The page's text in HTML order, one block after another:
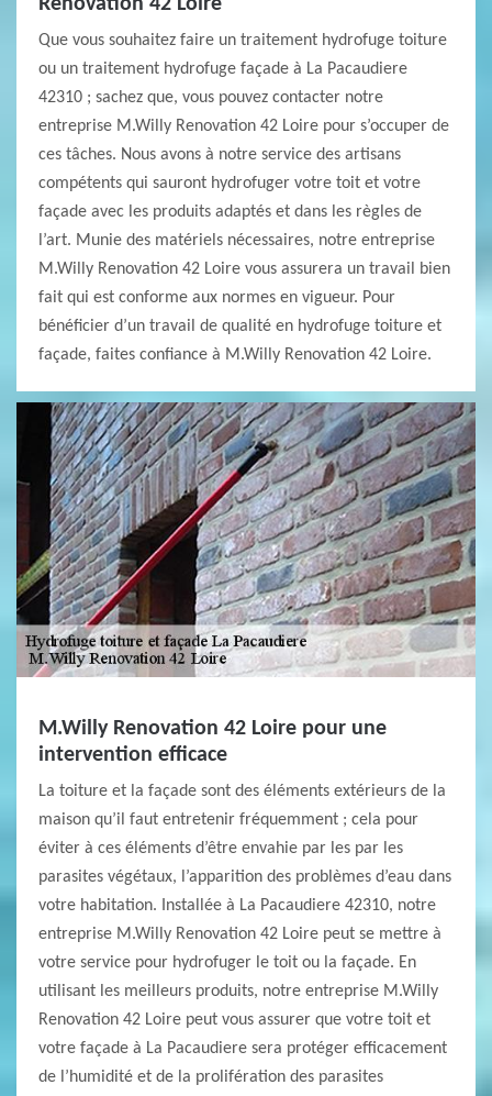
Renovation 42 Loire
Que vous souhaitez faire un traitement hydrofuge toiture
ou un traitement hydrofuge façade à La Pacaudiere
42310 ; sachez que, vous pouvez contacter notre
entreprise M.Willy Renovation 42 Loire pour s’occuper de
ces tâches. Nous avons à notre service des artisans
compétents qui sauront hydrofuger votre toit et votre
façade avec les produits adaptés et dans les règles de
l’art. Munie des matériels nécessaires, notre entreprise
M.Willy Renovation 42 Loire vous assurera un travail bien
fait qui est conforme aux normes en vigueur. Pour
bénéficier d’un travail de qualité en hydrofuge toiture et
façade, faites confiance à M.Willy Renovation 42 Loire.
M.Willy Renovation 42 Loire pour une
intervention efficace
La toiture et la façade sont des éléments extérieurs de la
maison qu’il faut entretenir fréquemment ; cela pour
éviter à ces éléments d’être envahie par les par les
parasites végétaux, l’apparition des problèmes d’eau dans
votre habitation. Installée à La Pacaudiere 42310, notre
entreprise M.Willy Renovation 42 Loire peut se mettre à
votre service pour hydrofuger le toit ou la façade. En
utilisant les meilleurs produits, notre entreprise M.Willy
Renovation 42 Loire peut vous assurer que votre toit et
votre façade à La Pacaudiere sera protéger efficacement
de l’humidité et de la prolifération des parasites